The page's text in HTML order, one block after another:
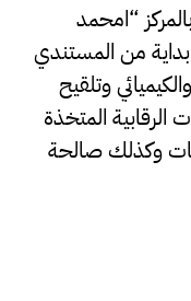
“امحمد
بداية من المستندي
وتلقيح
الرقابية المتخذة
وكذلك صالحة